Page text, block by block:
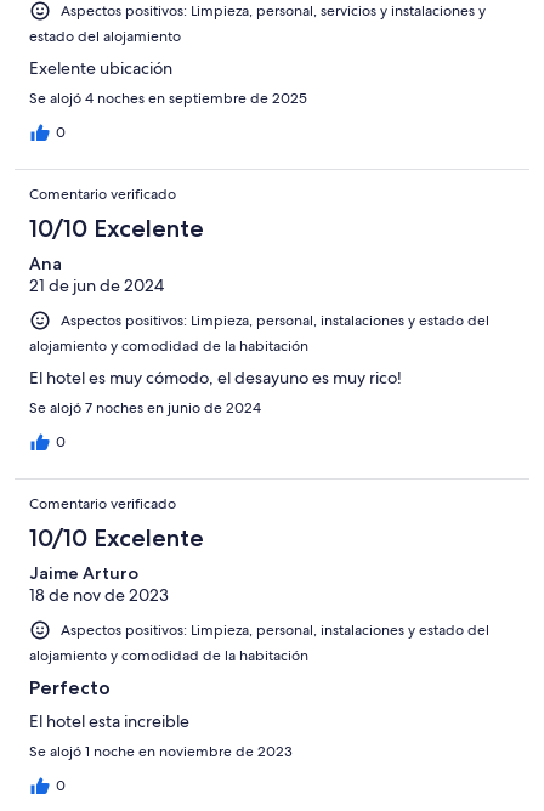
Aspectos positivos: Limpieza, personal, servicios y instalaciones y
estado del alojamiento
Exelente ubicación
Se alojó 4 noches en septiembre de 2025
0
Comentario verificado
10/10 Excelente
Ana
21 de jun de 2024
Aspectos positivos: Limpieza, personal, instalaciones y estado del
alojamiento y comodidad de la habitación
El hotel es muy cómodo, el desayuno es muy rico!
Se alojó 7 noches en junio de 2024
0
Comentario verificado
10/10 Excelente
Jaime Arturo
18 de nov de 2023
Aspectos positivos: Limpieza, personal, instalaciones y estado del
alojamiento y comodidad de la habitación
Perfecto
El hotel esta increible
Se alojó 1 noche en noviembre de 2023
0